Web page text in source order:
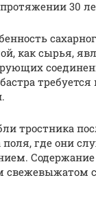
30
как сырья,
тростника
где они
Содержание
свежевыжатом